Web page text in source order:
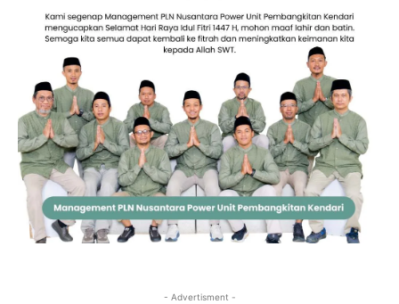
- Advertisment -